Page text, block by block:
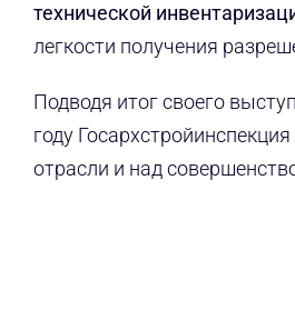
технической
легкости получения
Подводя итог своего
году
отрасли и над